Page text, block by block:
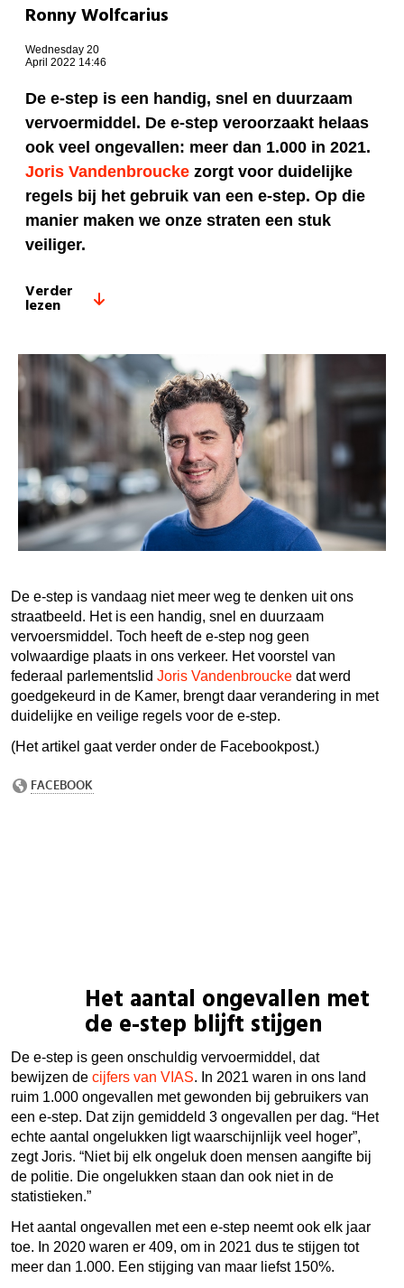
Ronny Wolfcarius
Wednesday 20
April 2022 14:46
De e-step is een handig, snel en duurzaam
vervoermiddel. De e-step veroorzaakt helaas
ook veel ongevallen: meer dan 1.000 in 2021.
Joris Vandenbroucke zorgt voor duidelijke
regels bij het gebruik van een e-step. Op die
manier maken we onze straten een stuk
veiliger.
Verder
lezen
De e-step is vandaag niet meer weg te denken uit ons
straatbeeld. Het is een handig, snel en duurzaam
vervoersmiddel. Toch heeft de e-step nog geen
volwaardige plaats in ons verkeer. Het voorstel van
federaal parlementslid Joris Vandenbroucke dat werd
goedgekeurd in de Kamer, brengt daar verandering in met
duidelijke en veilige regels voor de e-step.
(Het artikel gaat verder onder de Facebookpost.)
Het aantal ongevallen met
de e-step blijft stijgen
De e-step is geen onschuldig vervoermiddel, dat
bewijzen de cijfers van VIAS. In 2021 waren in ons land
ruim 1.000 ongevallen met gewonden bij gebruikers van
een e-step. Dat zijn gemiddeld 3 ongevallen per dag. “Het
echte aantal ongelukken ligt waarschijnlijk veel hoger”,
zegt Joris. “Niet bij elk ongeluk doen mensen aangifte bij
de politie. Die ongelukken staan dan ook niet in de
statistieken.”
Het aantal ongevallen met een e-step neemt ook elk jaar
toe. In 2020 waren er 409, om in 2021 dus te stijgen tot
meer dan 1.000. Een stijging van maar liefst 150%.